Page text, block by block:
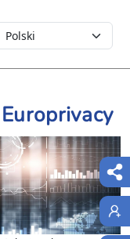
your language